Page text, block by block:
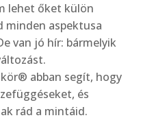
lehet őket külön
minden aspektusa
van jó hír: bármelyik
abban segít, hogy
és
rád a mintáid.